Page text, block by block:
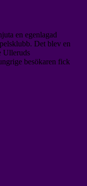
en egenlagad
Det blev en
Ulleruds
besökaren fick